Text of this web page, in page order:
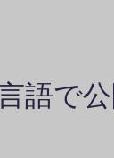
語で